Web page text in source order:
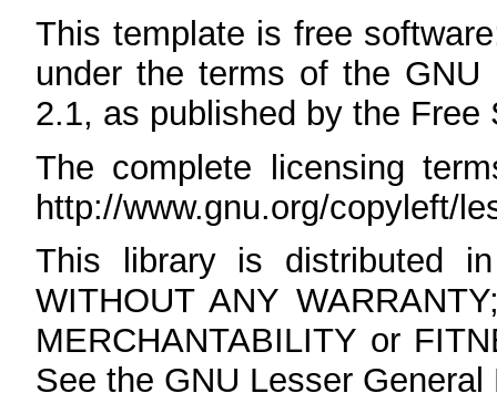
This template is free
under the terms of the GNU
2.1, as published by the Free
The complete licensing
http://www.gnu.org/copyleft/
This library is distributed
WITHOUT ANY
MERCHANTABILITY or
See the GNU Lesser